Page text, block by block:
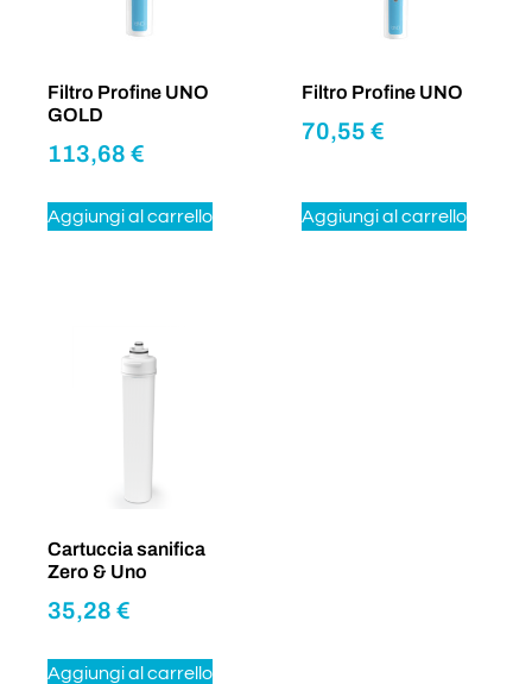
Filtro Profine UNO
GOLD
113,68 €
Aggiungi al carrello
Filtro Profine UNO
70,55 €
Aggiungi al carrello
Cartuccia sanifica
Zero & Uno
35,28 €
Aggiungi al carrello